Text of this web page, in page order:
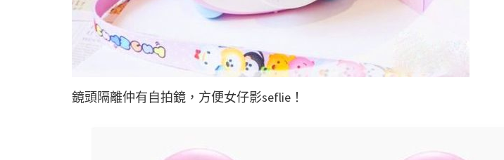
鏡頭隔離仲有自拍鏡，方便女仔影seflie！